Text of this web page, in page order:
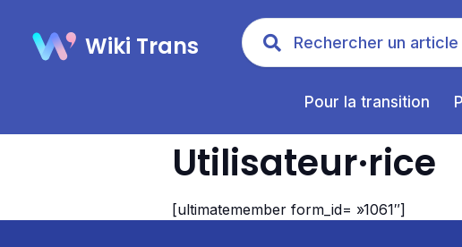
Wiki Trans
Pour la transition
Utilisateur·rice
[ultimatemember form_id= »1061″]